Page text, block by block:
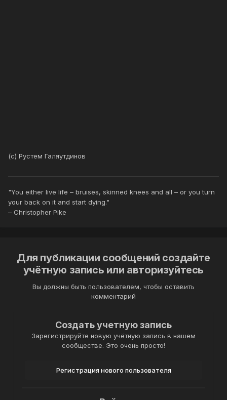
(с) Рустем Галяутдинов
"You either live life – bruises, skinned knees and all – or you turn
your back on it and start dying."
– Christopher Pike
Для публикации сообщений создайте
учётную запись или авторизуйтесь
Вы должны быть пользователем, чтобы оставить
комментарий
Создать учетную запись
Зарегистрируйте новую учётную запись в нашем
сообществе. Это очень просто!
Регистрация нового пользователя